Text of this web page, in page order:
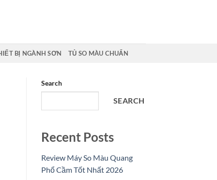
BỊ NGÀNH SƠN TỦ SO MÀU CHUẨN
Search
SEARCH
Recent Posts
Review Máy So Màu Quang
Phổ Cầm Tốt Nhất 2026